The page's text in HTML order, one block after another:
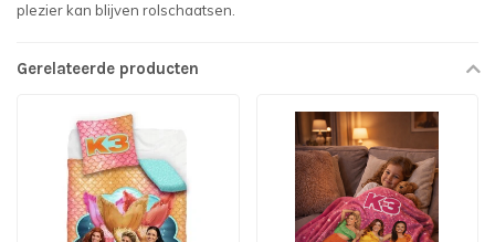
plezier kan blijven rolschaatsen.
Gerelateerde producten